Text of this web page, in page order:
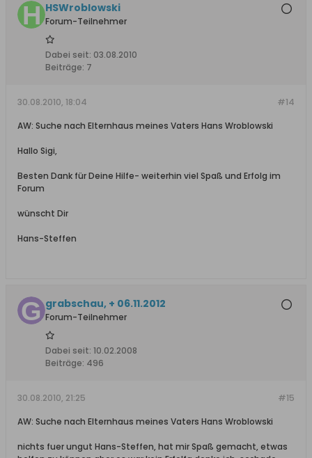
HSWroblowski
Forum-Teilnehmer
Dabei seit: 03.08.2010
Beiträge: 7
#14
30.08.2010, 18:04
AW: Suche nach Elternhaus meines Vaters Hans Wroblowski
Hallo Sigi,
Besten Dank für Deine Hilfe- weiterhin viel Spaß und Erfolg im
Forum
wünscht Dir
Hans-Steffen
grabschau, + 06.11.2012
Forum-Teilnehmer
Dabei seit: 10.02.2008
Beiträge: 496
#15
30.08.2010, 21:25
AW: Suche nach Elternhaus meines Vaters Hans Wroblowski
nichts fuer ungut Hans-Steffen, hat mir Spaß gemacht, etwas